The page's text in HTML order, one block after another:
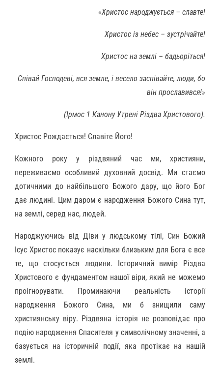
«Христос народжується – славте!
Христос із небес – зустрічайте!
Христос на землі – бадьоріться!
Співай Господеві, вся земле, і весело заспівайте, люди, бо
він прославився!»
(Ірмос 1 Канону Утрені Різдва Христового).
Христос Рождається! Славіте Його!
Кожного року у різдвяний час ми, християни,
переживаємо особливий духовний досвід. Ми стаємо
дотичними до найбільшого Божого дару, що його Бог
дає людині. Цим даром є народження Божого Сина тут,
на землі, серед нас, людей.
Народжуючись від Діви у людському тілі, Син Божий
Ісус Христос показує наскільки близьким для Бога є все
те, що стосується людини. Історичний вимір Різдва
Христового є фундаментом нашої віри, який не можемо
проігнорувати. Проминаючи реальність історії
народження Божого Сина, ми б знищили саму
християнську віру. Різдвяна історія не розповідає про
подію народження Спасителя у символічному значенні, а
базується на історичній події, яка протікає на нашій
землі.